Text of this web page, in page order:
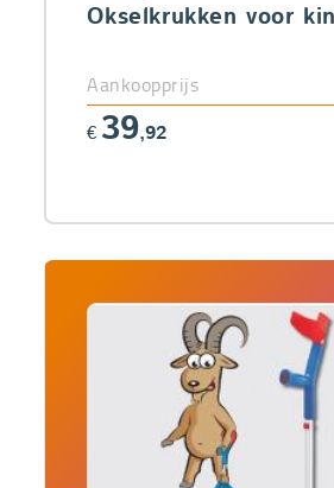
Okselkrukken voor
Aankoopprijs
€ 39,92